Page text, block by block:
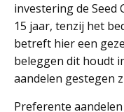
investering de
15 jaar, tenzij het
betreft hier een
beleggen dit houdt
aandelen gestegen
Preferente